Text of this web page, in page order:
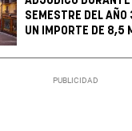
SEMESTRE DEL
UN IMPORTE DE 8,5